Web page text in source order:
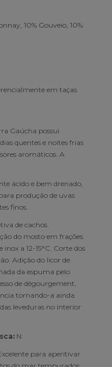
10% Gouveio, 10%
em taças
Gaúcha possui
quentes e noites frias
aromáticos. A
ácido e bem drenado,
produção de uvas
finos.
de cachos.
do mosto em frações.
a 12-15°C. Corte dos
Adição do licor de
da espuma pelo
de dégourgement,
tornando-a ainda
leveduras no interior
N
para aperitivar